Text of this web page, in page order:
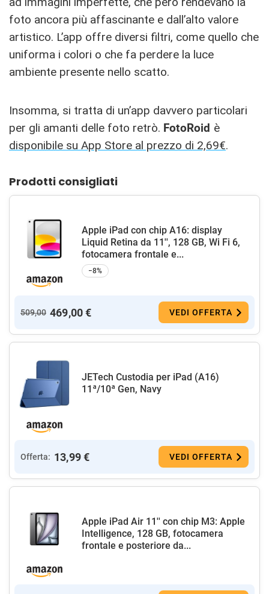
foto ancora più affascinante e dall’alto valore
artistico. L’app offre diversi filtri, come quello che
uniforma i colori o che fa perdere la luce
ambiente presente nello scatto.
Insomma, si tratta di un’app davvero particolari
per gli amanti delle foto retrò. FotoRoid è
disponibile su App Store al prezzo di 2,69€.
Prodotti consigliati
Apple iPad con chip A16: display
Liquid Retina da 11'', 128 GB, Wi Fi 6,
fotocamera frontale e...
−8%
509,00 469,00 € VEDI OFFERTA
JETech Custodia per iPad (A16)
11ª/10ª Gen, Navy
Offerta: 13,99 € VEDI OFFERTA
Apple iPad Air 11'' con chip M3: Apple
Intelligence, 128 GB, fotocamera
frontale e posteriore da...